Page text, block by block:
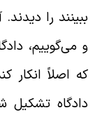
را دیدند.
می‌گوییم،
اصلاً انکار
تشکیل